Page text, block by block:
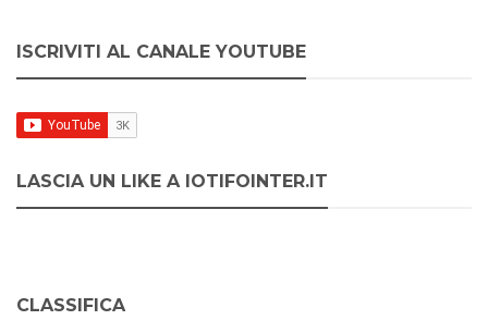
ISCRIVITI AL CANALE YOUTUBE
LASCIA UN LIKE A IOTIFOINTER.IT
CLASSIFICA